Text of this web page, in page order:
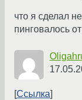
что я сделал
пинговалось
Ссылка